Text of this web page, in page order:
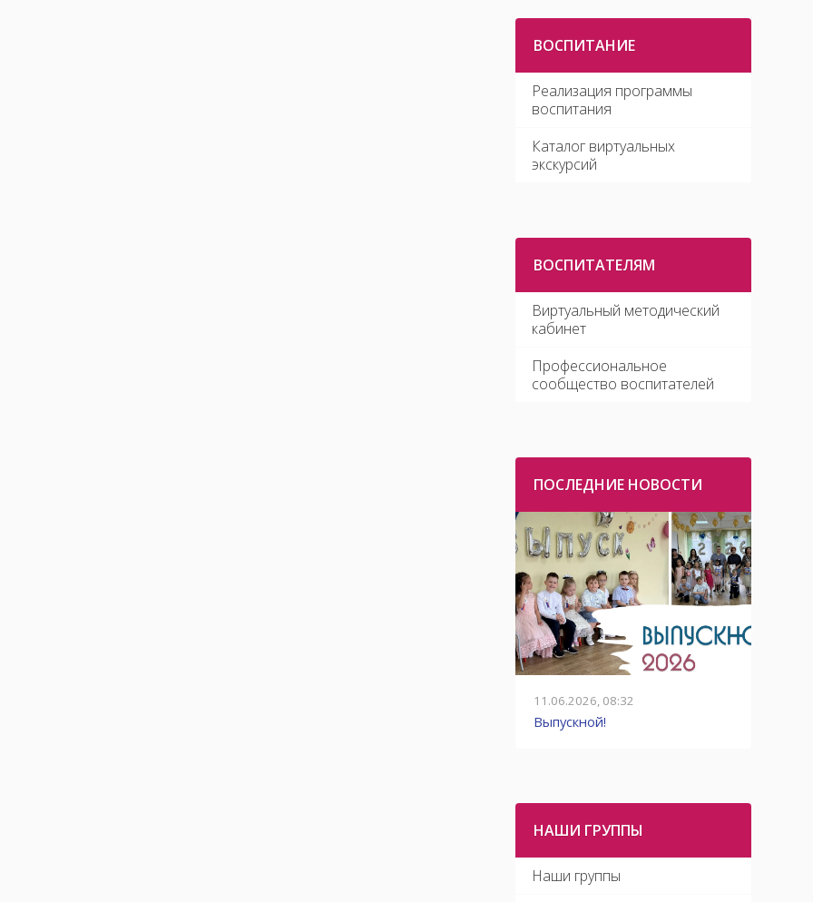
ВОСПИТАНИЕ
Реализация программы
воспитания
Каталог виртуальных
экскурсий
ВОСПИТАТЕЛЯМ
Виртуальный методический
кабинет
Профессиональное
сообщество воспитателей
ПОСЛЕДНИЕ НОВОСТИ
11.06.2026, 08:32
Выпускной!
НАШИ ГРУППЫ
Наши группы